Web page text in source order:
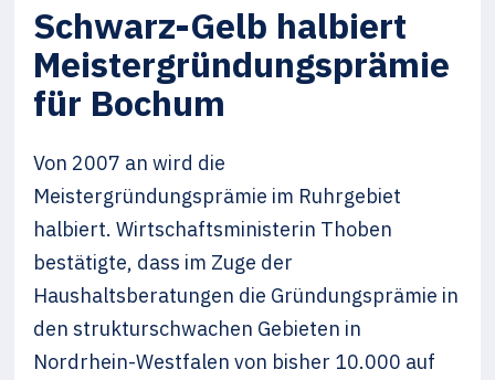
Schwarz-Gelb halbiert
Meistergründungsprämie
für Bochum
Von 2007 an wird die
Meistergründungsprämie im Ruhrgebiet
halbiert. Wirtschaftsministerin Thoben
bestätigte, dass im Zuge der
Haushaltsberatungen die Gründungsprämie in
den strukturschwachen Gebieten in
Nordrhein-Westfalen von bisher 10.000 auf